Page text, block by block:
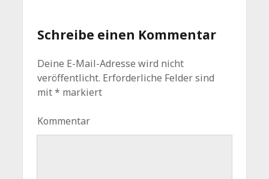
Schreibe einen Kommentar
Deine E-Mail-Adresse wird nicht
veröffentlicht. Erforderliche Felder sind
mit* markiert
Kommentar